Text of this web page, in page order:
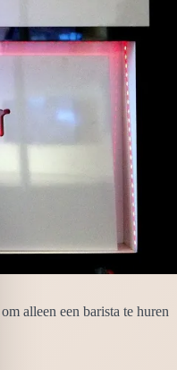
alleen een barista te huren